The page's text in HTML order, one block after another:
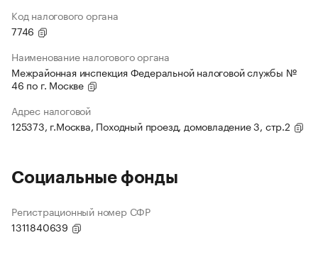
Код налогового органа
7746
Наименование налогового органа
Межрайонная инспекция Федеральной налоговой службы №
46 по г. Москве
Адрес налоговой
125373, г.Москва, Походный проезд, домовладение 3, стр.2
Социальные фонды
Регистрационный номер СФР
1311840639